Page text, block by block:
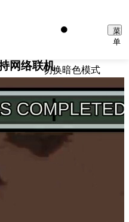
切换暗色模式
菜
单
网络联机